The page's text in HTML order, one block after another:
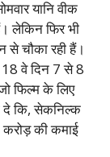
यानि वीक
लेकिन फिर भी
से चौका रही हैं।
वे दिन 7 से 8
फिल्म के लिए
दे कि, सेकनिल्क
की कमाई